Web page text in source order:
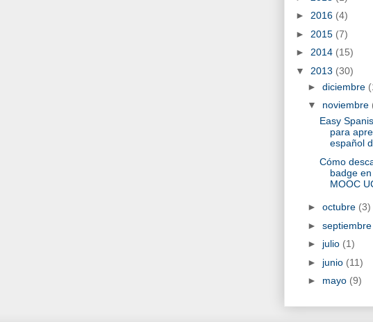
► 2016 (4)
► 2015 (7)
► 2014 (15)
▼ 2013 (30)
► diciembre
▼ noviembre
Easy
para
español
Cómo
badge
MOOC
► octubre (3)
►
► julio (1)
► junio (11)
► mayo (9)